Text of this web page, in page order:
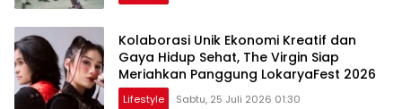
Kolaborasi Unik Ekonomi Kreatif dan
Gaya Hidup Sehat, The Virgin Siap
Meriahkan Panggung LokaryaFest 2026
Lifestyle Sabtu, 25 Juli 2026 01:30